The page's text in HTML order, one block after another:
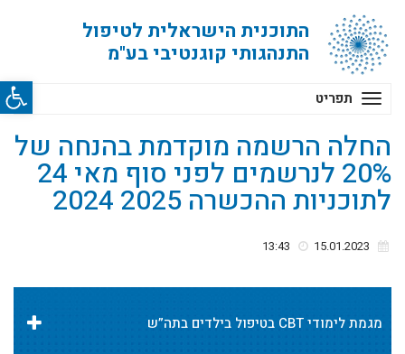
פתח
התוכנית הישראלית לטיפול
התנהגותי קוגנטיבי בע"מ
תפריט
החלה הרשמה מוקדמת בהנחה של
20% לנרשמים לפני סוף מאי 24
לתוכניות ההכשרה 2025 2024
מגמת לימודי CBT בטיפול בילדים בתה”ש